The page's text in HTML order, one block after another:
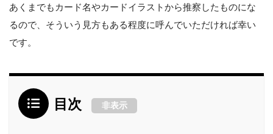
あくまでもカード名やカードイラストから推察したものにな
るので、そういう見方もある程度に呼んでいただければ幸い
です。
目次 非表示